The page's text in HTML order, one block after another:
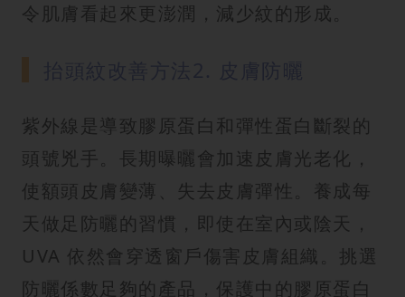
令肌膚看起來更澎潤，減少紋的形成。
紫外線是導致膠原蛋白和彈性蛋白斷裂的
頭號兇手。長期曝曬會加速皮膚光老化，
使額頭皮膚變薄、失去皮膚彈性。養成每
天做足防曬的習慣，即使在室內或陰天，
UVA 依然會穿透窗戶傷害皮膚組織。挑選
防曬係數足夠的產品，保護中的膠原蛋白